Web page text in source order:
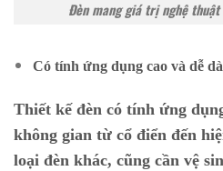
Đèn mang giá trị nghệ thuật
Có tính ứng dụng cao và dễ
Thiết kế đèn có tính ứng
không gian từ cổ điển đến
loại đèn khác, cũng cần vệ